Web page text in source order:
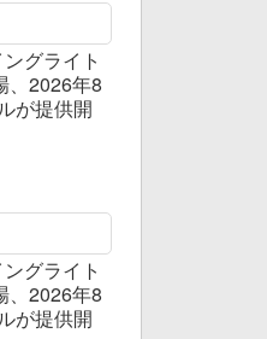
グライト
、2026年8
が提供開
グライト
、2026年8
が提供開